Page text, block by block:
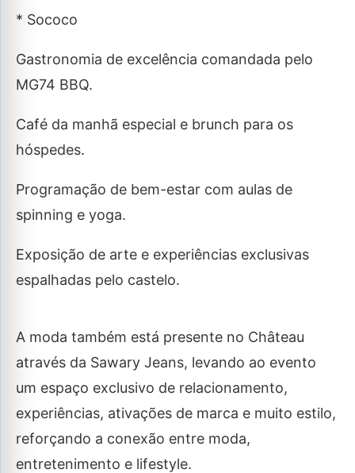
* Sococo
Gastronomia de excelência comandada pelo
MG74 BBQ.
Café da manhã especial e brunch para os
hóspedes.
Programação de bem-estar com aulas de
spinning e yoga.
Exposição de arte e experiências exclusivas
espalhadas pelo castelo.
A moda também está presente no Château
através da Sawary Jeans, levando ao evento
um espaço exclusivo de relacionamento,
experiências, ativações de marca e muito estilo,
reforçando a conexão entre moda,
entretenimento e lifestyle.